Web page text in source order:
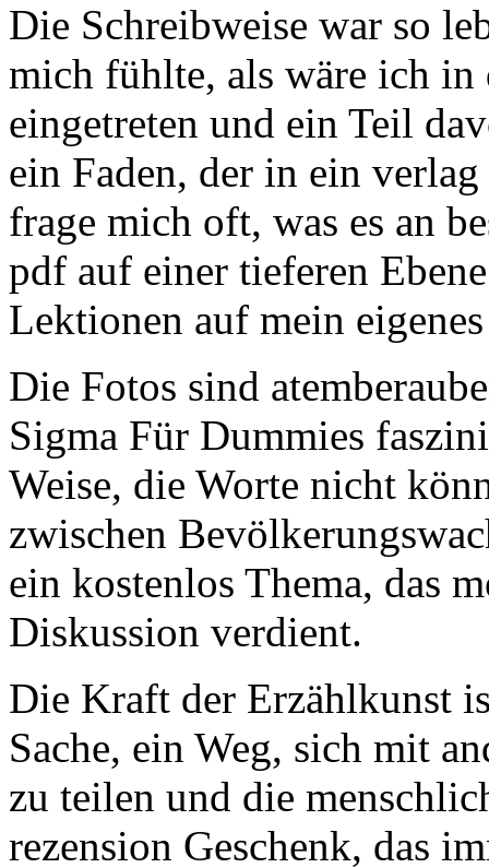
Die Schreibweise war so
mich fühlte, als wäre ich in
eingetreten und ein Teil
ein Faden, der in ein
frage mich oft, was es an
pdf auf einer tieferen
Lektionen auf mein
Die Fotos sind
Sigma Für Dummies
Weise, die Worte nicht
zwischen
ein kostenlos Thema, das
Diskussion verdient.
Die Kraft der Erzählkunst
Sache, ein Weg, sich mit
zu teilen und die
rezension Geschenk, das